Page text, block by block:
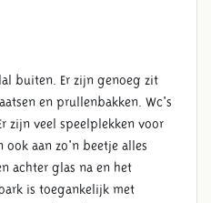
buiten. Er zijn genoeg zit
en prullenbakken. Wc's
zijn veel speelplekken voor
ook aan zo'n beetje alles
achter glas na en het
is toegankelijk met